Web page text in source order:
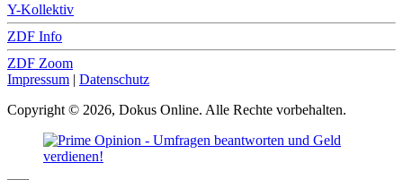
Y-Kollektiv
ZDF Info
ZDF Zoom
Impressum | Datenschutz
Copyright © 2026, Dokus Online. Alle Rechte vorbehalten.